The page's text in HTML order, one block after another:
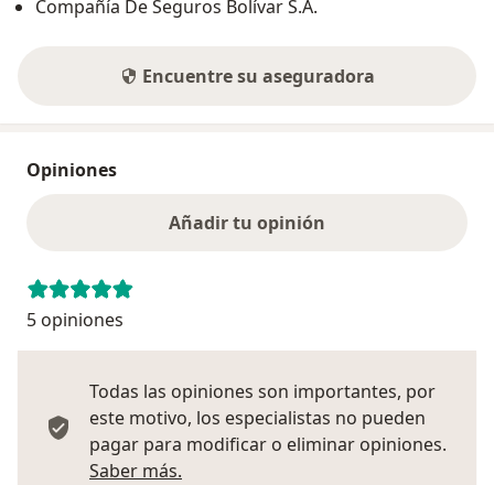
Compañía De Seguros Bolívar S.A.
Encuentre su aseguradora
Opiniones
Añadir tu opinión
5 opiniones
Todas las opiniones son importantes, por
este motivo, los especialistas no pueden
pagar para modificar o eliminar opiniones.
Saber más.